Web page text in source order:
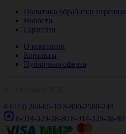
Политика обработки
Новости
Гарантии
О компании
Контакты
Публичная оферта
8 (423) 260-05-10 8-800-2500-243
8-914-329-38-80 8-914-329-38-80